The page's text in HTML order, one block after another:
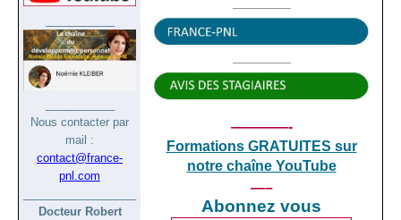
Nous contacter par
mail :
contact@france-
pnl.com
Docteur Robert
—————
—————
————-
Formations GRATUITES sur
notre chaîne YouTube
—–
Abonnez vous